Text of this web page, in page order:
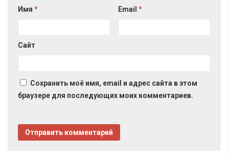
Имя * Email*
Сайт
Сохранить моё имя, email и адрес сайта в этом
браузере для последующих моих комментариев.